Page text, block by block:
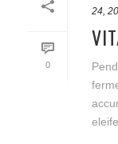
0
24,